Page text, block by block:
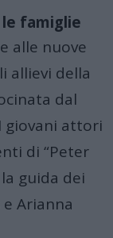
le famiglie
alle nuove
allievi della
dal
I giovani attori
di “Peter
la guida dei
Arianna